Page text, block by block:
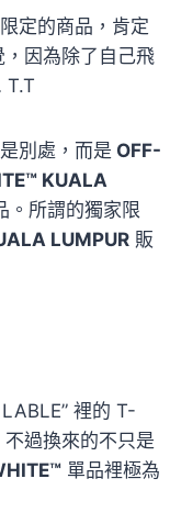
定的商品，肯定
，因為除了自己飛
T.T
別處，而是 OFF-
KUALA
。所謂的獨家限
LUMPUR 販
裡的 T-
過換來的不只是
單品裡極為